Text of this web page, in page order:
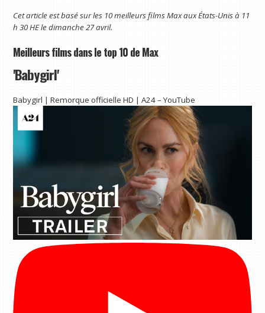
Cet article est basé sur les 10 meilleurs films Max aux États-Unis à 11
h 30 HE le dimanche 27 avril.
Meilleurs films dans le top 10 de Max
'Babygirl'
Babygirl | Remorque officielle HD | A24 – YouTube